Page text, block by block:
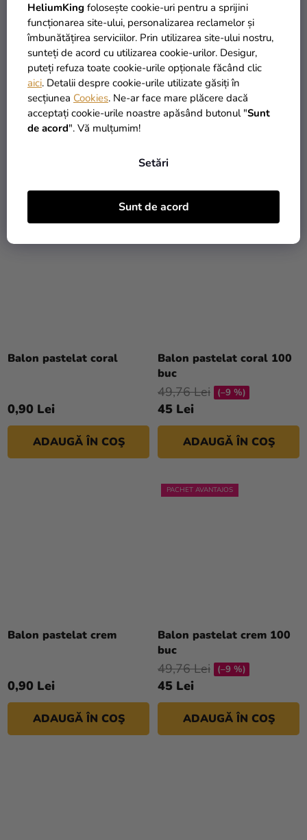
HeliumKing folosește cookie-uri pentru a sprijini
funcționarea site-ului, personalizarea reclamelor și
îmbunătățirea serviciilor. Prin utilizarea site-ului nostru,
sunteți de acord cu utilizarea cookie-urilor. Desigur,
puteți refuza toate cookie-urile opționale făcând clic
aici. Detalii despre cookie-urile utilizate găsiți în
secțiunea Cookies. Ne-ar face mare plăcere dacă
acceptați cookie-urile noastre apăsând butonul "Sunt
de acord". Vă mulțumim!
Setări
Sunt de acord
Balon pastelat Baby
albastru 100 buc
45 Lei
49,76 Lei (–9 %)
Balon pastelat baby roz
Balon pastelat coral
0,90 Lei
ADAUGĂ ÎN COŞ
PACHET AVANTAJOS
Balon pastelat coral 100
buc
45 Lei
49,76 Lei (–9 %)
ADAUGĂ ÎN COŞ
Balon pastelat crem
0,90 Lei
ADAUGĂ ÎN COŞ
PACHET AVANTAJOS
Balon pastelat crem 100
buc
45 Lei
49,76 Lei (–9 %)
ADAUGĂ ÎN COŞ